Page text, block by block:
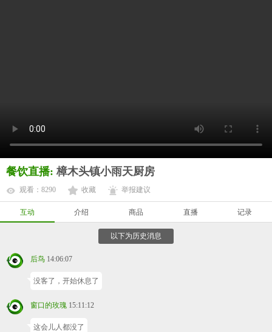
餐饮直播: 樟木头镇小雨天厨房
观看：8290 收藏 举报建议
互动 介绍 商品 直播 记录
以下为历史消息
后鸟 14:06:07
没客了，开始休息了
窗口的玫瑰 15:11:12
这会儿人都没了